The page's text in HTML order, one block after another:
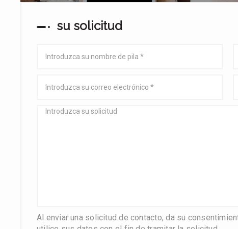
su solicitud
Al enviar una solicitud de contacto, da su